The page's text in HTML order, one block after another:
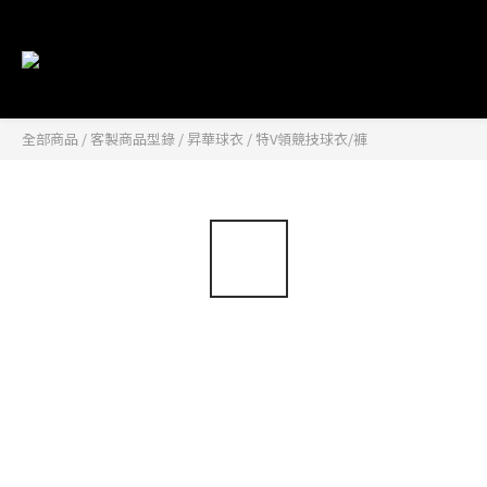
全部商品 / 客製商品型錄 /昇華球衣 /特V領競技球衣/褲